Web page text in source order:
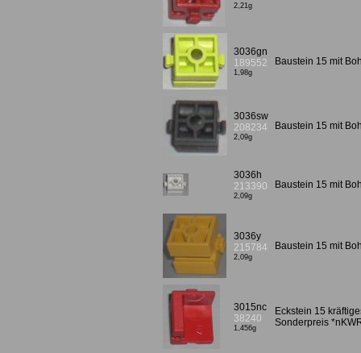
2,21g
3036gn
189552
1,98g
Baustein 15 mit
3036sw
208234
2,09g
Baustein 15 mit
3036h
213390
2,09g
Baustein 15 mit
3036y
215784
2,09g
Baustein 15 mit
3015nc
38240
1,456g
Eckstein 15
Sonderpreis